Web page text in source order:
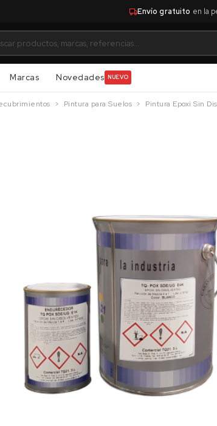
Envío gratuito en la
Marcas Novedades NUEVO
Pintura para Suelos Pintura Epoxi Sin